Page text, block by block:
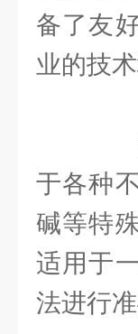
备了友
业的技术
该
于各种
碱等特
适用于
法进行准